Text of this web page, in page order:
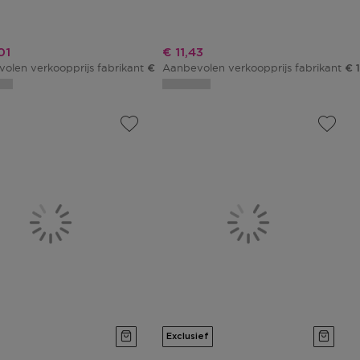
verkoopprijs fabrikant € 28,25
Kortingsprijs
€ 11,43
Aanbevolen verkoopprijs fabrikant €
Exclusief